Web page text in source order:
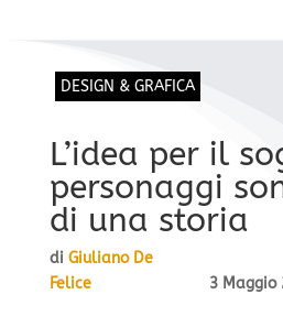
DESIGN & GRAFICA
L’idea per il
personaggi
di una storia
di Giuliano De
Felice
3 Maggio